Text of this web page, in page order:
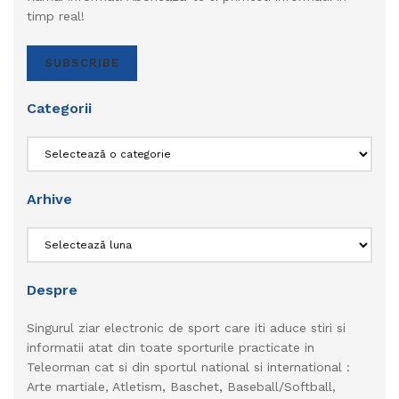
timp real!
SUBSCRIBE
Categorii
Arhive
Despre
Singurul ziar electronic de sport care iti aduce stiri si
informatii atat din toate sporturile practicate in
Teleorman cat si din sportul national si international :
Arte martiale, Atletism, Baschet, Baseball/Softball,